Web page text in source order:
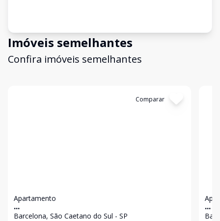
Imóveis semelhantes
Confira imóveis semelhantes
Comparar
Apartamento
...
Barcelona, São Caetano do Sul - SP
...